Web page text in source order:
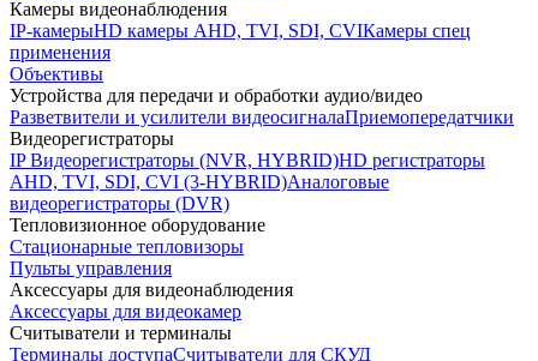
Камеры видеонаблюдения
IP-камерыHD камеры AHD, TVI, SDI, CVIКамеры спец
применения
Объективы
Устройства для передачи и обработки аудио/видео
Разветвители и усилители видеосигналаПриемопередатчики
Видеорегистраторы
IP Видеорегистраторы (NVR, HYBRID)HD регистраторы
AHD, TVI, SDI, CVI (3-HYBRID)Аналоговые
видеорегистраторы (DVR)
Тепловизионное оборудование
Стационарные тепловизоры
Пульты управления
Аксессуары для видеонаблюдения
Аксессуары для видеокамер
Считыватели и терминалы
Терминалы доступаСчитыватели для СКУД